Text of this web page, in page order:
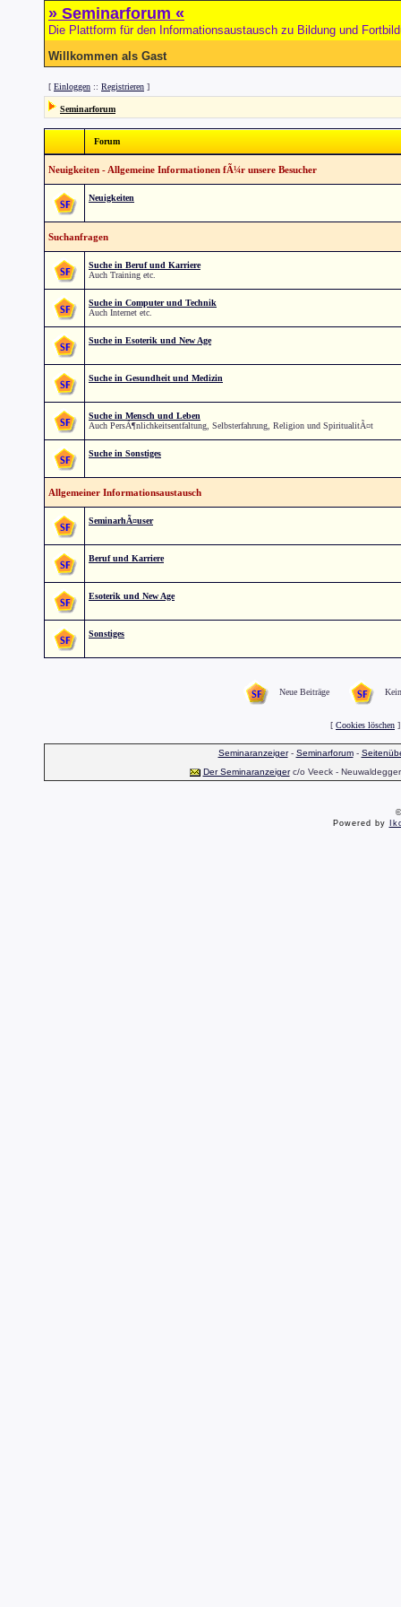
» Seminarforum «
Die Plattform für den Informationsaustausch zu Bildung und
Willkommen als Gast
[ Einloggen :: Registrieren ]
Seminarforum
Forum
Neuigkeiten - Allgemeine Informationen fÃ¼r unsere Besucher
Neuigkeiten
Suchanfragen
Suche in Beruf und Karriere
Auch Training etc.
Suche in Computer und Technik
Auch Internet etc.
Suche in Esoterik und New Age
Suche in Gesundheit und Medizin
Suche in Mensch und Leben
Auch PersÃ¶nlichkeitsentfaltung, Selbsterfahrung, Religion und SpiritualitÃ¤t
Suche in Sonstiges
Allgemeiner Informationsaustausch
SeminarhÃ¤user
Beruf und Karriere
Esoterik und New Age
Sonstiges
Neue Beiträge
[ Cookies löschen
Seminaranzeiger- Seminarforum-
Der Seminaranzeigerc/o Veeck -
Powered by